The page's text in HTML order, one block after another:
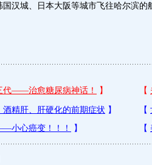
国汉城、日本大阪等城市飞往哈尔滨的